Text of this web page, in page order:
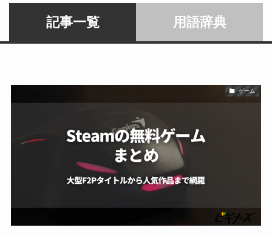
記事一覧 用語辞典
ゲーム